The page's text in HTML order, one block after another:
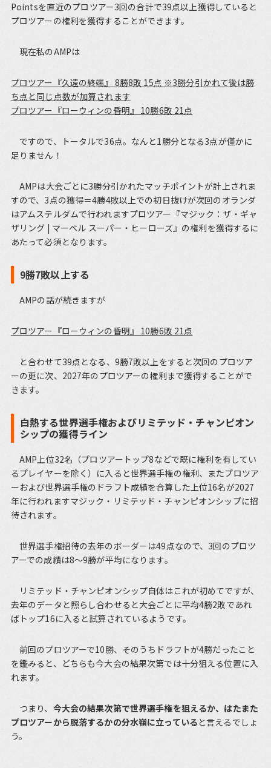
Pointsを直近のプロツアー3回の合計で39点以上獲得していると
プロツアーの権利を獲得することができます。
現在私のAMPは
プロツアー『久遠の終端』 8勝8敗 15点 ※3勝分引かれて後は勝
ち点と同じ点数が加算されます
プロツアー『ローウィンの昏明』 10勝6敗 21点
ですので、トータルで36点。なんと1勝分となる3点が僅かに
足りません！
AMPは大会ごとに3勝分引かれたマッチポイントが計上されま
すので、3点の獲得＝4勝4敗以上での初日抜けが次回のオランダ
はアムステルダムで行われますプロツアー『マジック：ザ・ギャ
ザリング | マーベル スーパー・ヒーローズ』の権利を獲得するに
あたって必須となります。
9勝7敗以上する
AMPの話が続きますが
プロツアー『ローウィンの昏明』 10勝6敗 21点
と合わせて39点となる、9勝7敗以上をすると次回のプロツア
ーの更に次、2027年のプロツアーの権利まで獲得することがで
きます。
白熱する世界選手権およびリミテッド・チャンピオン
シップの獲得ライン
AMP上位32名（プロツアートップ8などで既に権利を有してい
るプレイヤーを除く）に入ると世界選手権の権利、またプロツア
ーおよび世界選手権のドラフト成績を合算した上位16名が2027
年に行われますマジック・リミテッド・チャンピオンシップに招
待されます。
世界選手権招待の去年のボーダーは49点なので、3回のプロツ
アーでの成績は8～9勝が平均になります。
リミテッド・チャンピオンシップ自体はこれが初めてですが、
去年のデータと照らし合わせると大会ごとに平均4勝2敗であれ
ばトップ16に入ると試算されているようです。
前回のプロツアーで10勝、そのうちドラフトが4勝だったこと
を鑑みると、どちらも今大会の結果次第では十分狙える位置に入
れます。
つまり、 今大会の結果次第で世界選手権を狙えるか、はたまた
プロツアーから脱落するかの分水嶺に立っていると言えるでしょ
う。